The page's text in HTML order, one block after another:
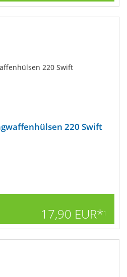
220 Swift
17,90 EUR*1